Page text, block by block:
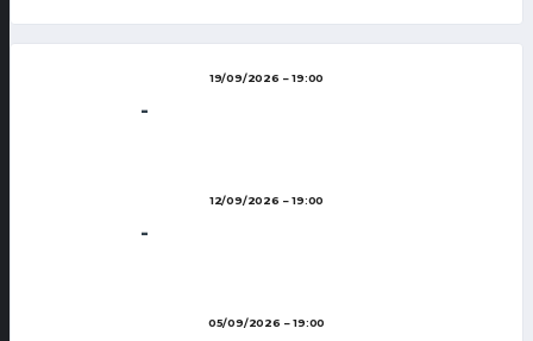
19/09/2026 19:00
-
12/09/2026 19:00
-
05/09/2026 19:00